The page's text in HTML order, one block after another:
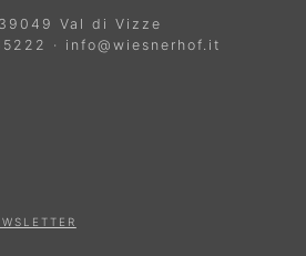
39049 Val di Vizze
· info@wiesnerhof.it